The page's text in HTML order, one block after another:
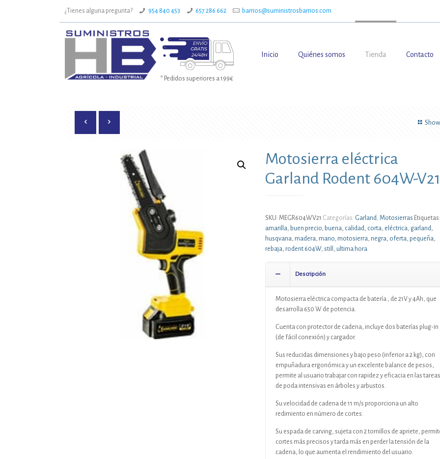
¿Tienes alguna pregunta? 954 840 453 657 286 662 barrios@suministrosbarrios.com
* Pedidos superiores a 199€
Inicio Quiénes somos Tienda Contacto
Motosierra eléctrica
Garland Rodent 604W-V21
SKU: MEGR604WV21 Categorías: Garland, Motosierras Etiquetas:
amarilla, buen precio, buena, calidad, corta, eléctrica, garland,
husqvana, madera, mano, motosierra, negra, oferta, pequeña,
rebaja, rodent 604W, still , ultima hora
Descripción
Motosierra eléctrica compacta de batería , de 21V y 4Ah, que
desarrolla 650 W de potencia.
Cuenta con protector de cadena, incluye dos baterías plug-in
(de fácil conexión) y cargador.
Sus reducidas dimensiones y bajo peso (inferior a 2 kg), con
empuñadura ergonómica y un excelente balance de pesos,
permite al usuario trabajar con rapidez y eficacia en las tareas
de poda intensivas en árboles y arbustos.
Su velocidad de cadena de 11 m/s proporciona un alto
redimiento en número de cortes.
Su espada de carving, sujeta con 2 tornillos de apriete,
cortes más precisos y tarda más en perder la tensión de la
cadena, lo que aumenta el rendimiento del usuario.